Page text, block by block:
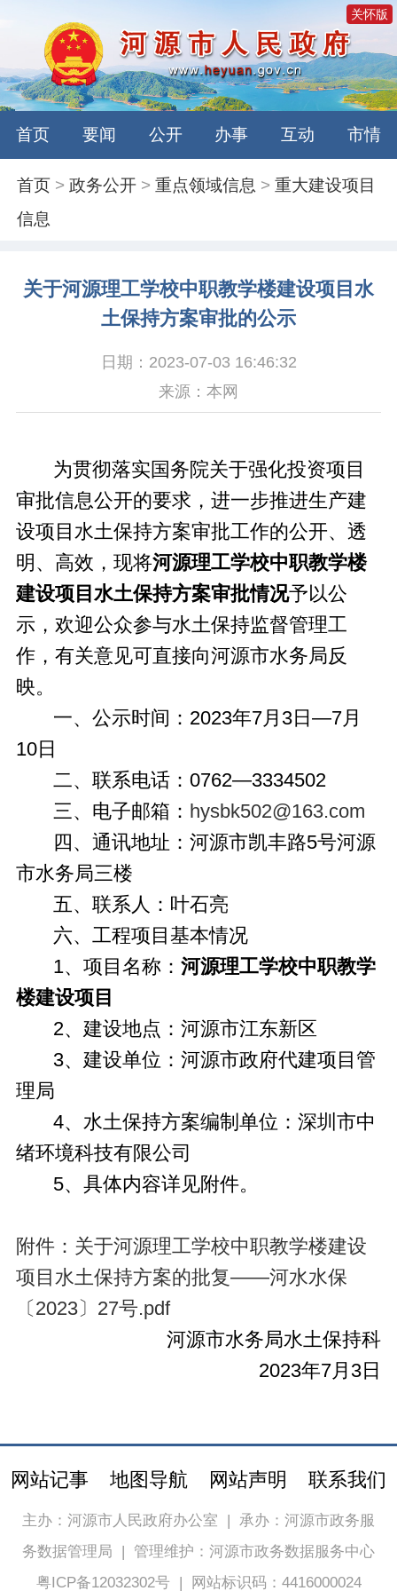
关怀版
首页 要闻 公开 办事 互动 市情
首页 >政务公开 >重点领域信息 >重大建设项目
信息
关于河源理工学校中职教学楼建设项目水
土保持方案审批的公示
日期：2023-07-03 16:46:32
来源：本网
为贯彻落实国务院关于强化投资项目
审批信息公开的要求，进一步推进生产建
设项目水土保持方案审批工作的公开、透
明、高效，现将河源理工学校中职教学楼
建设项目水土保持方案审批情况予以公
示，欢迎公众参与水土保持监督管理工
作，有关意见可直接向河源市水务局反
映。
一、公示时间：2023年7月3日—7月
10日
二、联系电话：0762—3334502
三、电子邮箱： hysbk502@163.com
四、通讯地址：河源市凯丰路5号河源
市水务局三楼
五、联系人：叶石亮
六、工程项目基本情况
1、项目名称： 河源理工学校中职教学
楼建设项目
2、建设地点：河源市江东新区
3、建设单位：河源市政府代建项目管
理局
4、水土保持方案编制单位：深圳市中
绪环境科技有限公司
5、具体内容详见附件。
附件：关于河源理工学校中职教学楼建设
项目水土保持方案的批复——河水水保
〔2023〕27号.pdf
河源市水务局水土保持科
2023年7月3日
网站记事 地图导航 网站声明 联系我们
主办：河源市人民政府办公室 | 承办：河源市政务服
务数据管理局 | 管理维护：河源市政务数据服务中心
粤ICP备12032302号| 网站标识码：4416000024